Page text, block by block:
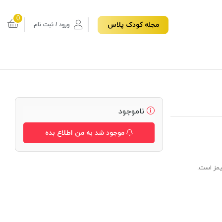
مجله کودک پلاس ورود / ثبت نام
0
است.
ناموجود
موجود شد به من اطلاع بده